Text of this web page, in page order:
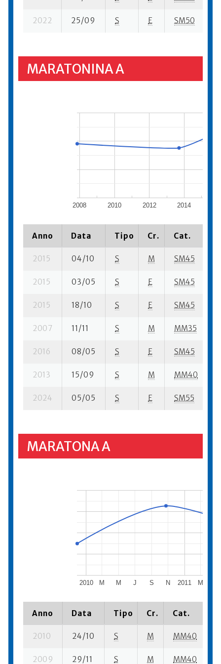
2022 25/09 S E SM50
MARATONINA A
2008 2010 2012 2014
Anno Data Tipo Cr. Cat.
2015 04/10 S M SM45
2015 03/05 S E SM45
2015 18/10 S E SM45
2007 11/11 S M MM35
2016 08/05 S E SM45
2013 15/09 S M MM40
2024 05/05 S E SM55
MARATONA A
2010 2011
M M J S N M
Anno Data Tipo Cr. Cat.
2010 24/10 S M MM40
2009 29/11 S M MM40